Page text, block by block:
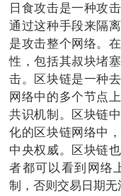
日食攻击是一种攻
通过这种手段来隔
是攻击整个网络。
性，包括其叔块堵
击。区块链是一种
网络中的多个节点
共识机制。区块链
化的区块链网络中
中央权威。区块链
者都可以看到网络
制，否则交易日期无